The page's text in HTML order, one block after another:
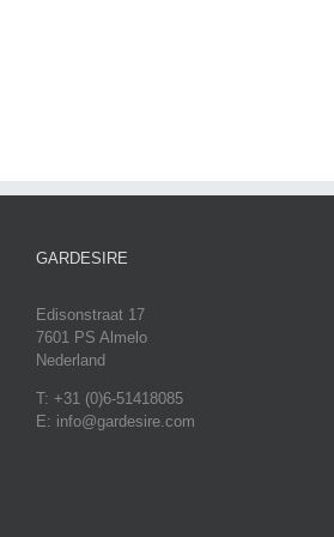
GARDESIRE
Edisonstraat 17
7601 PS Almelo
Nederland
T: +31 (0)6-51418085
E: info@gardesire.com